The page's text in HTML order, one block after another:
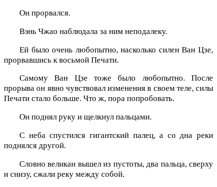
Он прорвался.
Вэнь Чжао наблюдала за ним неподалеку.
Ей было очень любопытно, насколько силен Ван Цзе,
прорвавшись к восьмой Печати.
Самому Ван Цзе тоже было любопытно. После
прорыва он явно чувствовал изменения в своем теле, силы
Печати стало больше. Что ж, пора попробовать.
Он поднял руку и щелкнул пальцами.
С неба спустился гигантский палец, а со дна реки
поднялся другой.
Словно великан вышел из пустоты, два пальца, сверху
и снизу, сжали реку между собой.